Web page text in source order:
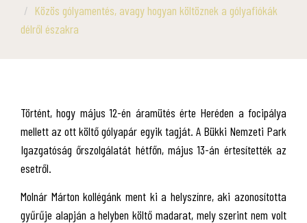
Közös gólyamentés, avagy hogyan költöznek a gólyafiókák
délről északra
Történt, hogy május 12-én áramütés érte Heréden a focipálya
mellett az ott költő gólyapár egyik tagját. A Bükki Nemzeti Park
Igazgatóság őrszolgálatát hétfőn, május 13-án értesítették az
esetről.
Molnár Márton kollégánk ment ki a helyszínre, aki azonosította
gyűrűje alapján a helyben költő madarat, mely szerint nem volt